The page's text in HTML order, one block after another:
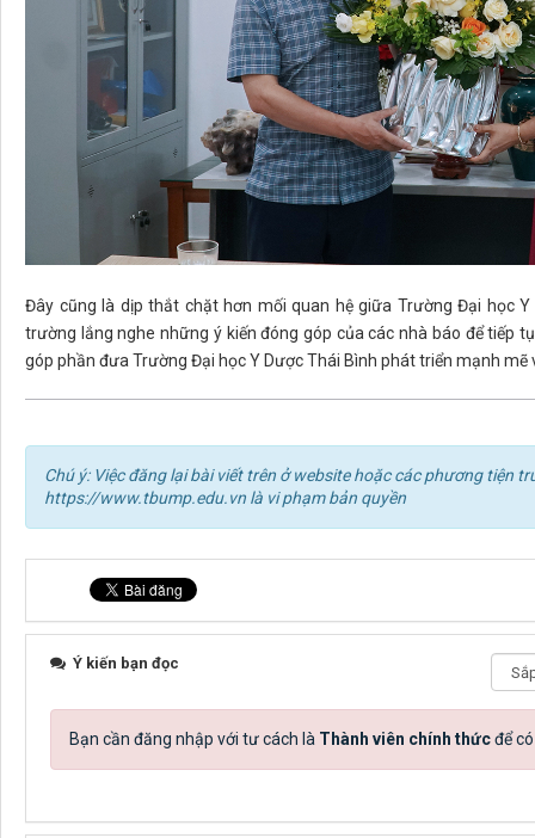
Đây cũng là dịp thắt chặt hơn mối quan hệ giữa Trường Đại học
trường lắng nghe những ý kiến đóng góp của các nhà báo để tiếp
góp phần đưa Trường Đại học Y Dược Thái Bình phát triển mạnh mẽ
Chú ý: Việc đăng lại bài viết trên ở website hoặc các phương tiện
https://www.tbump.edu.vn là vi phạm bản quyền
Ý kiến bạn đọc
Bạn cần đăng nhập với tư cách là Thành viên chính thứcđể